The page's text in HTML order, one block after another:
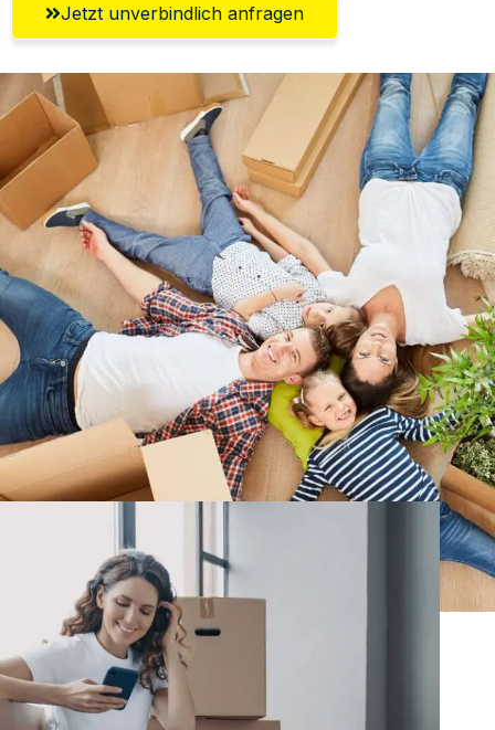
Jetzt unverbindlich anfragen